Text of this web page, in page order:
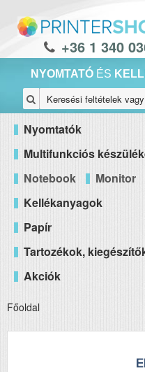
+36 1 340
NYOMTATÓ ÉS
Nyomtatók
Multifunkciós
Notebook
Monitor
Kellékanyagok
Papír
Tartozékok,
Akciók
Főoldal